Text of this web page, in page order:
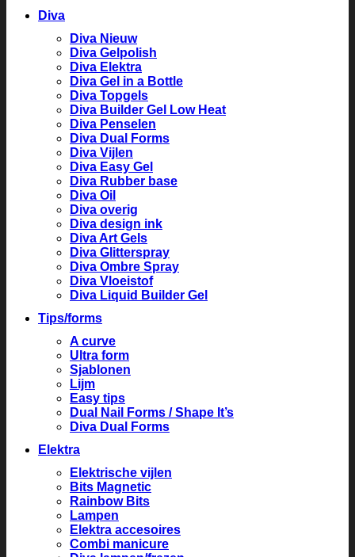
Diva
Diva Nieuw
Diva Gelpolish
Diva Elektra
Diva Gel in a Bottle
Diva Topgels
Diva Builder Gel Low Heat
Diva Penselen
Diva Dual Forms
Diva Vijlen
Diva Easy Gel
Diva Rubber base
Diva Oil
Diva overig
Diva design ink
Diva Art Gels
Diva Glitterspray
Diva Ombre Spray
Diva Vloeistof
Diva Liquid Builder Gel
Tips/forms
A curve
Ultra form
Sjablonen
Lijm
Easy tips
Dual Nail Forms / Shape It’s
Diva Dual Forms
Elektra
Elektrische vijlen
Bits Magnetic
Rainbow Bits
Lampen
Elektra accesoires
Combi manicure